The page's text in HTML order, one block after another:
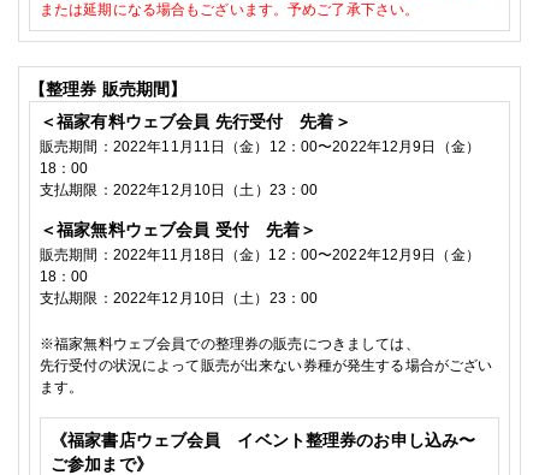
または延期になる場合もございます。予めご了承下さい。
【整理券 販売期間】
＜福家有料ウェブ会員 先行受付 先着＞
販売期間： 2022年11 月11日 （金） 12 ： 00〜2022年12 月9日（金）
18 ：00
支払期限： 2022年12月10日（土） 23：00
＜福家無料ウェブ会員 受付 先着＞
販売期間： 2022年11 月18日 （金） 12 ： 00〜2022年12 月9日（金）
18 ：00
支払期限： 2022年12月10日（土） 23： 00
※福家無料ウェブ会員での整理券の販売につきましては、
先行受付の状況によって販売が出来ない券種が発生する場合がござい
ます。
《福家書店ウェブ会員 イベント整理券のお申し込み〜
ご参加まで》